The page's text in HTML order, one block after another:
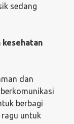
sedang
kesehatan
dan
berbagi
ragu untuk